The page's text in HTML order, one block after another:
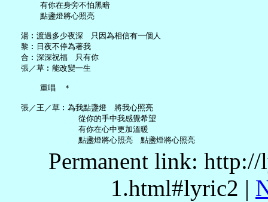
       有你在身旁不怕黑暗
       點盞燈將心照亮
   湯︰渡過多少夜深　只因為相信有一個人
   黎︰日夜不停為著我
   合︰深深祝福　只有你
   張／草︰能改變一生
       重唱　＊
   張／王／草︰為我點盞燈　將我心照亮
               從你的手中我感覺希望
               有你在心中更加溫暖
Permanent link:
1.html#lyric2 |